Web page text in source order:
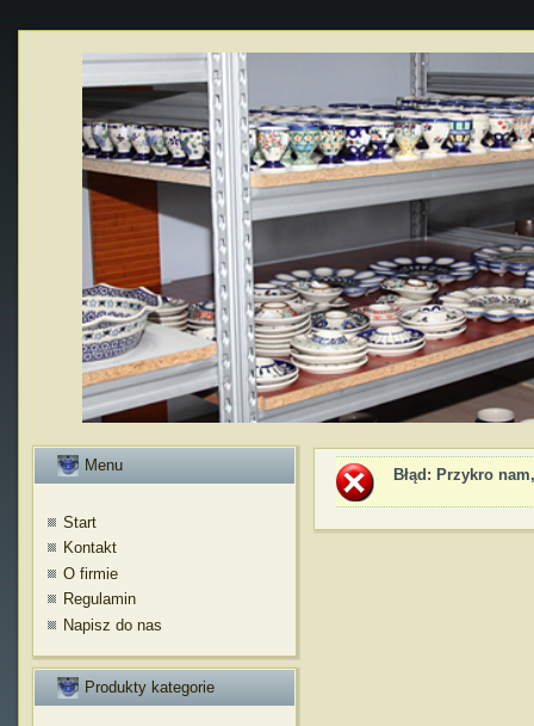
Menu
Start
Kontakt
O firmie
Regulamin
Napisz do nas
Produkty kategorie
Błąd : Przykro